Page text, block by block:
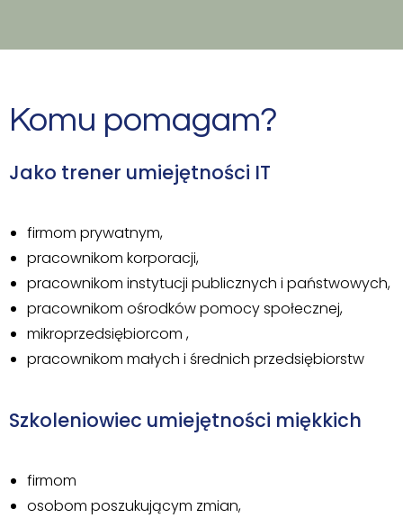
Komu pomagam?
Jako trener umiejętności IT
firmom prywatnym,
pracownikom korporacji,
pracownikom instytucji publicznych i państwowych,
pracownikom ośrodków pomocy społecznej,
mikroprzedsiębiorcom ,
pracownikom małych i średnich przedsiębiorstw
Szkoleniowiec umiejętności miękkich
firmom
osobom poszukującym zmian,